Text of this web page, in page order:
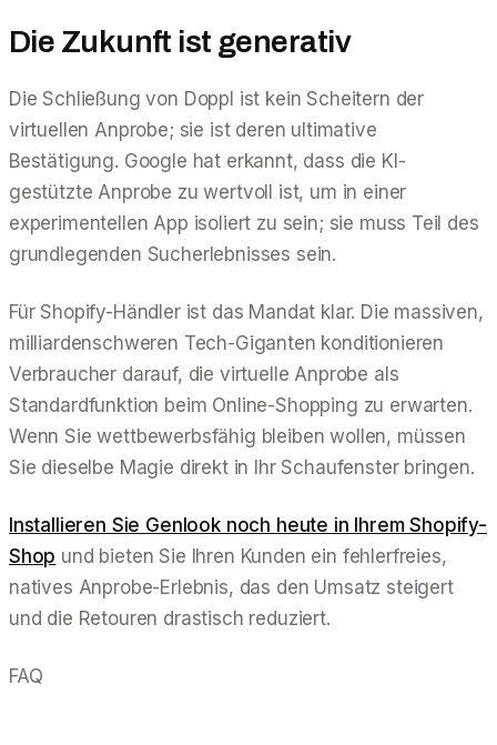
Die Zukunft ist generativ
Die Schließung von Doppl ist kein Scheitern der
virtuellen Anprobe; sie ist deren ultimative
Bestätigung. Google hat erkannt, dass die KI-
gestützte Anprobe zu wertvoll ist, um in einer
experimentellen App isoliert zu sein; sie muss Teil des
grundlegenden Sucherlebnisses sein.
Für Shopify-Händler ist das Mandat klar. Die massiven,
milliardenschweren Tech-Giganten konditionieren
Verbraucher darauf, die virtuelle Anprobe als
Standardfunktion beim Online-Shopping zu erwarten.
Wenn Sie wettbewerbsfähig bleiben wollen, müssen
Sie dieselbe Magie direkt in Ihr Schaufenster bringen.
Installieren Sie Genlook noch heute in Ihrem Shopify-
Shop und bieten Sie Ihren Kunden ein fehlerfreies,
natives Anprobe-Erlebnis, das den Umsatz steigert
und die Retouren drastisch reduziert.
FAQ